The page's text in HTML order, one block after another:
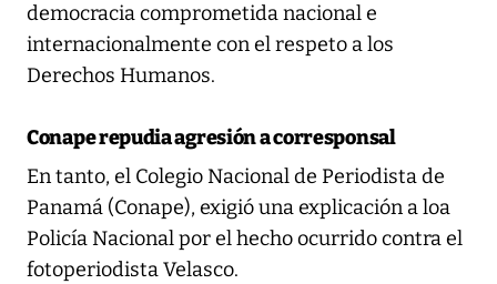
democracia comprometida nacional e
internacionalmente con el respeto a los
Derechos Humanos.
Conape repudia agresión a corresponsal
En tanto, el Colegio Nacional de Periodista de
Panamá (Conape), exigió una explicación a loa
Policía Nacional por el hecho ocurrido contra el
fotoperiodista Velasco.